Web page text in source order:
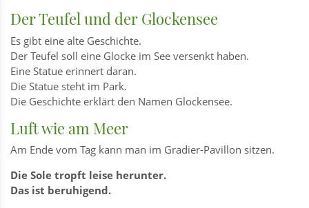
Der Teufel und der Glockensee
Es gibt eine alte Geschichte.
Der Teufel soll eine Glocke im See versenkt haben.
Eine Statue erinnert daran.
Die Statue steht im Park.
Die Geschichte erklärt den Namen Glockensee.
Luft wie am Meer
Am Ende vom Tag kann man im Gradier-Pavillon sitzen.
Die Sole tropft leise herunter.
Das ist beruhigend.